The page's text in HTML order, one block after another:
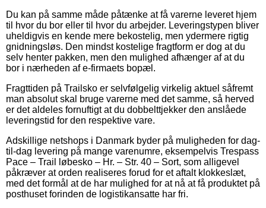
Du kan på samme måde påtænke at få varerne leveret hjem
til hvor du bor eller til hvor du arbejder. Leveringstypen bliver
uheldigvis en kende mere bekostelig, men ydermere rigtig
gnidningsløs. Den mindst kostelige fragtform er dog at du
selv henter pakken, men den mulighed afhænger af at du
bor i nærheden af e-firmaets bopæl.
Fragttiden på Trailsko er selvfølgelig virkelig aktuel såfremt
man absolut skal bruge varerne med det samme, så herved
er det aldeles fornuftigt at du dobbelttjekker den anslåede
leveringstid for den respektive vare.
Adskillige netshops i Danmark byder på muligheden for dag-
til-dag levering på mange varenumre, eksempelvis Trespass
Pace – Trail løbesko – Hr. – Str. 40 – Sort, som alligevel
påkræver at orden realiseres forud for et aftalt klokkeslæt,
med det formål at de har mulighed for at nå at få produktet på
posthuset forinden de logistikansatte har fri.